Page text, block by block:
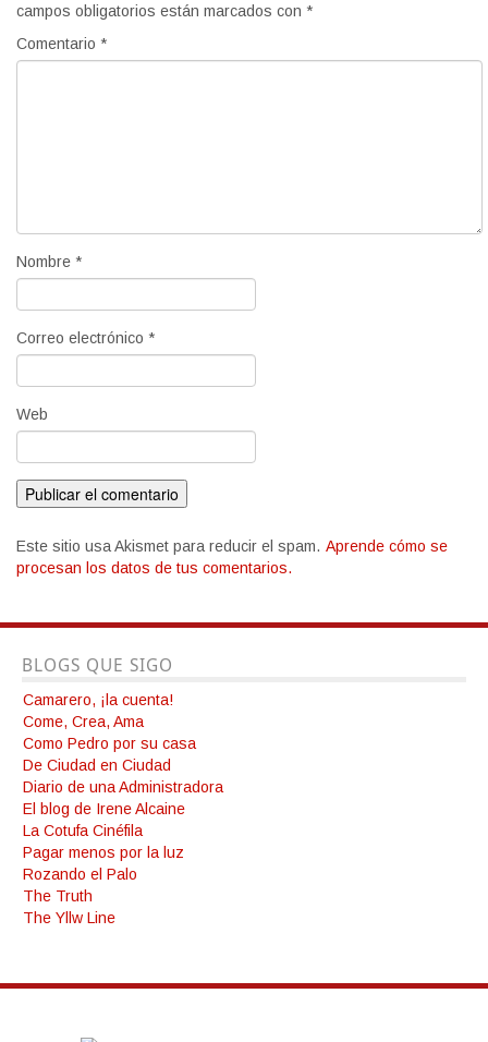
campos obligatorios están marcados con *
Comentario *
Nombre *
Correo electrónico *
Web
Este sitio usa Akismet para reducir el spam. Aprende cómo se
procesan los datos de tus comentarios.
BLOGS QUE SIGO
Camarero, ¡la cuenta!
Come, Crea, Ama
Como Pedro por su casa
De Ciudad en Ciudad
Diario de una Administradora
El blog de Irene Alcaine
La Cotufa Cinéfila
Pagar menos por la luz
Rozando el Palo
The Truth
The Yllw Line